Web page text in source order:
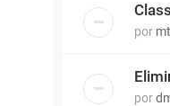
por
por